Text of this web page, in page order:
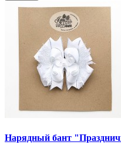
Нарядный бант